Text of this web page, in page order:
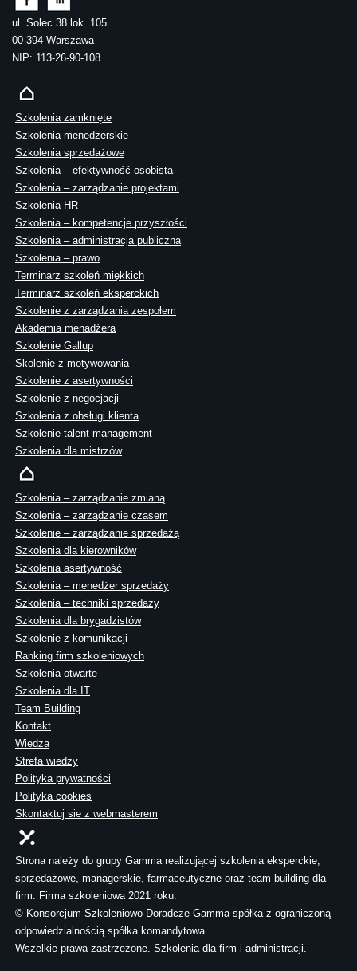
ul. Solec 38 lok. 105
00-394 Warszawa
NIP: 113-26-90-108
Szkolenia zamknięte
Szkolenia menedżerskie
Szkolenia sprzedażowe
Szkolenia – efektywność osobista
Szkolenia – zarządzanie projektami
Szkolenia HR
Szkolenia – kompetencje przyszłości
Szkolenia – administracja publiczna
Szkolenia – prawo
Terminarz szkoleń miękkich
Terminarz szkoleń eksperckich
Szkolenie z zarządzania zespołem
Akademia menadżera
Szkolenie Gallup
Skolenie z motywowania
Szkolenie z asertywności
Szkolenie z negocjacji
Szkolenia z obsługi klienta
Szkolenie talent management
Szkolenia dla mistrzów
Szkolenia – zarządzanie zmianą
Szkolenia – zarządzanie czasem
Szkolenie – zarządzanie sprzedażą
Szkolenia dla kierowników
Szkolenia asertywność
Szkolenia – menedżer sprzedaży
Szkolenia – techniki sprzedaży
Szkolenia dla brygadzistów
Szkolenie z komunikacji
Ranking firm szkoleniowych
Szkolenia otwarte
Szkolenia dla IT
Team Building
Kontakt
Wiedza
Strefa wiedzy
Polityka prywatności
Polityka cookies
Skontaktuj sie z webmasterem
Strona należy do grupy Gamma realizującej szkolenia eksperckie,
sprzedażowe, managerskie, farmaceutyczne oraz team building dla
firm. Firma szkoleniowa 2021 roku.
© Konsorcjum Szkoleniowo-Doradcze Gamma spółka z ograniczoną
odpowiedzialnością spółka komandytowa
Wszelkie prawa zastrzeżone. Szkolenia dla firm i administracji.